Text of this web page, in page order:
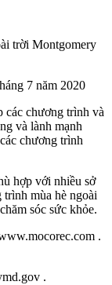
trời Montgomery
7 năm 2020
các chương trình và
và lành mạnh
chương trình
hợp với nhiều sở
mùa hè ngoài
sóc sức khỏe.
.
.